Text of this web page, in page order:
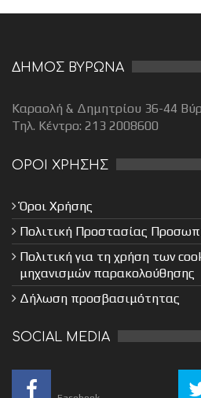
ΔΗΜΟΣ ΒΥΡΩΝΑ
Καραολή & Δημητρίου 36-44
Τηλ. Κέντρο: 213 2008600
ΟΡΟΙ ΧΡΗΣΗΣ
Όροι Χρήσης
Πολιτική Προστασίας
Πολιτική για τη χρήση των
μηχανισμών παρακολούθησης
Δήλωση προσβασιμότητας
SOCIAL MEDIA